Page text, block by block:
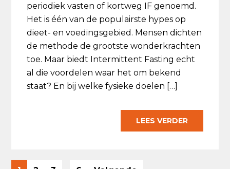
periodiek vasten of kortweg IF genoemd.
Het is één van de populairste hypes op
dieet- en voedingsgebied. Mensen dichten
de methode de grootste wonderkrachten
toe. Maar biedt Intermittent Fasting echt
al die voordelen waar het om bekend
staat? En bij welke fysieke doelen […]
LEES VERDER
Interim